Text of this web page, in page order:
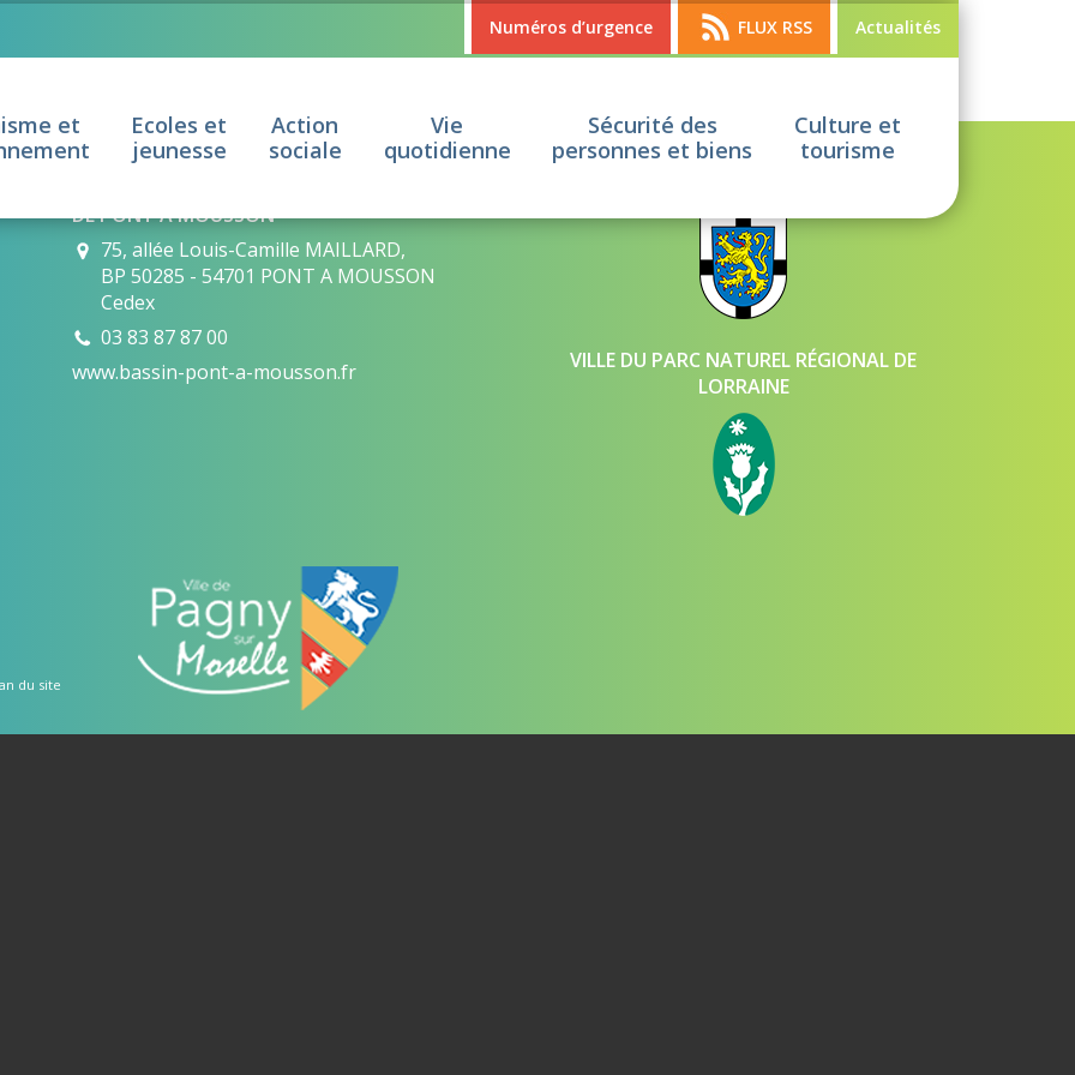
Numéros d’urgence FLUX RSS Actualités
et
Ecoles et
jeunesse
Action
sociale
Vie
quotidienne
Sécurité des
personnes et biens
Culture et
tourisme
DE PONT À MOUSSON
75, allée Louis-Camille MAILLARD,
BP 50285 - 54701 PONT A MOUSSON
Cedex
03 83 87 87 00
www.bassin-pont-a-mousson.fr
VILLE DU PARC NATUREL RÉGIONAL DE
LORRAINE
du site